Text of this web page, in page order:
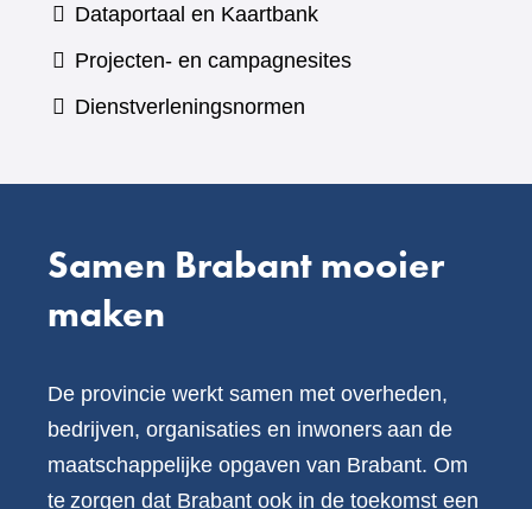
andere
website)
Dataportaal en Kaartbank(verwijst
naar
Projecten- en campagnesites
Dienstverleningsnormen
Samen Brabant mooier
maken
De provincie werkt samen met overheden,
bedrijven, organisaties en inwoners aan de
maatschappelijke opgaven van Brabant. Om
te zorgen dat Brabant ook in de toekomst een